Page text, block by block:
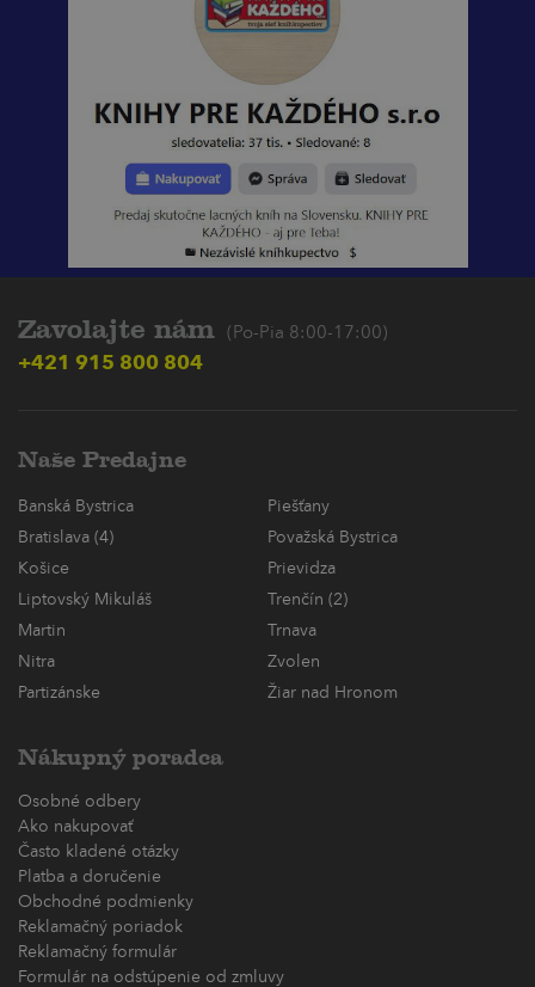
Zavolajte nám (Po-Pia 8:00-17:00)
+421 915 800 804
Naše Predajne
Banská Bystrica
Piešťany
Bratislava (4)
Považská Bystrica
Košice
Prievidza
Liptovský Mikuláš
Trenčín (2)
Martin
Trnava
Nitra
Zvolen
Partizánske
Žiar nad Hronom
Nákupný poradca
Osobné odbery
Ako nakupovať
Často kladené otázky
Platba a doručenie
Obchodné podmienky
Reklamačný poriadok
Reklamačný formulár
Formulár na odstúpenie od zmluvy